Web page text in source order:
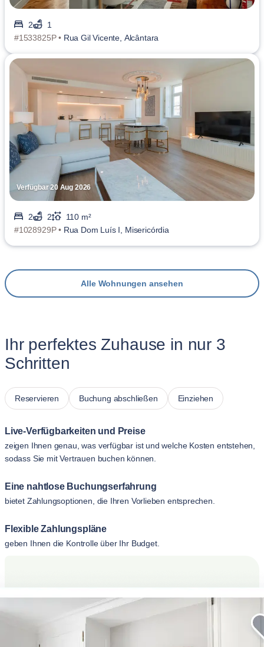
2
1
#1533825P • Rua Gil Vicente, Alcântara
Verfügbar 20 Aug 2026
2 2
110 m²
#1028929P • Rua Dom Luís I, Misericórdia
Alle Wohnungen ansehen
Ihr perfektes Zuhause in nur 3
Schritten
Reservieren Buchung abschließen Einziehen
Live-Verfügbarkeiten und Preise
zeigen Ihnen genau, was verfügbar ist und welche Kosten entstehen,
sodass Sie mit Vertrauen buchen können.
Eine nahtlose Buchungserfahrung
bietet Zahlungsoptionen, die Ihren Vorlieben entsprechen.
Flexible Zahlungspläne
geben Ihnen die Kontrolle über Ihr Budget.